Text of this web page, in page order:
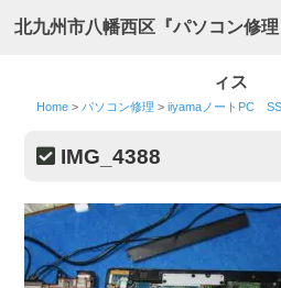
北九州市八幡西区『パソコン修
ィス
Home > パソコン修理 >iiyamaノートPC
IMG_4388